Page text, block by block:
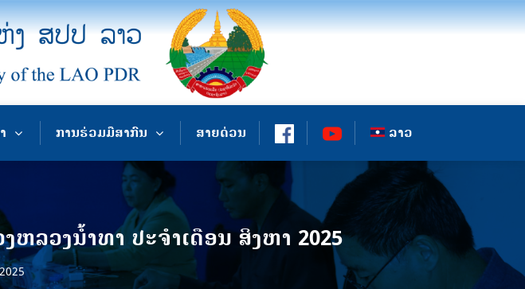
ການຮ່ວມມືສາກົນ ສາຍດ່ວນ ລາວ
ລວງນໍ້າທາ ປະຈໍາເດືອນ ສິງຫາ 2025